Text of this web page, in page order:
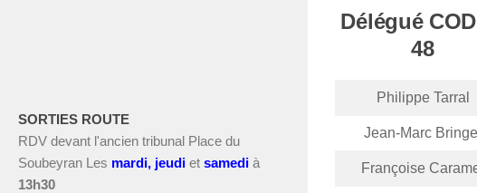
Délégué
48
Philippe Tarral
Jean-Marc
Françoise
SORTIES ROUTE
RDV devant l'ancien tribunal Place du
Soubeyran Les mardi, jeudi et samedi à
13h30